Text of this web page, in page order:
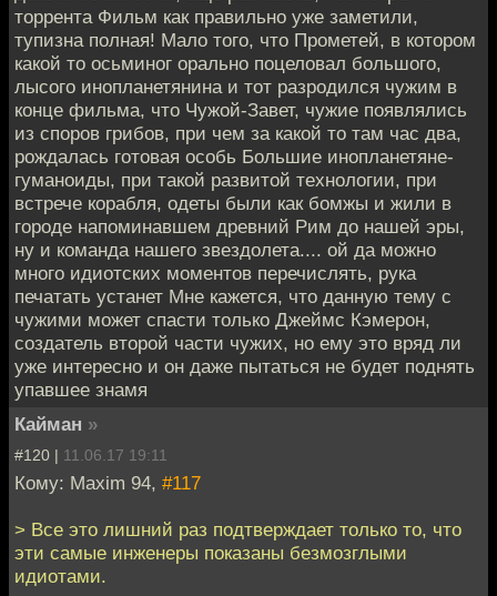
торрента Фильм как правильно уже заметили,
тупизна полная! Мало того, что Прометей, в котором
какой то осьминог орально поцеловал большого,
лысого инопланетянина и тот разродился чужим в
конце фильма, что Чужой-Завет, чужие появлялись
из споров грибов, при чем за какой то там час два,
рождалась готовая особь Большие инопланетяне-
гуманоиды, при такой развитой технологии, при
встрече корабля, одеты были как бомжы и жили в
городе напоминавшем древний Рим до нашей эры,
ну и команда нашего звездолета.... ой да можно
много идиотских моментов перечислять, рука
печатать устанет Мне кажется, что данную тему с
чужими может спасти только Джеймс Кэмерон,
создатель второй части чужих, но ему это вряд ли
уже интересно и он даже пытаться не будет поднять
упавшее знамя
Кайман »
#120 | 11.06.17 19:11
Кому: Maxim 94, #117
> Все это лишний раз подтверждает только то, что
эти самые инженеры показаны безмозглыми
идиотами.